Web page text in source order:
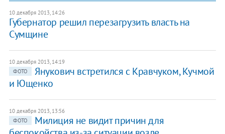
10 декабря 2013, 14:26
Губернатор решил перезагрузить власть на
Сумщине
10 декабря 2013, 14:19
ФОТО
Янукович встретился с Кравчуком, Кучмой
и Ющенко
10 декабря 2013, 13:56
ФОТО
Милиция не видит причин для